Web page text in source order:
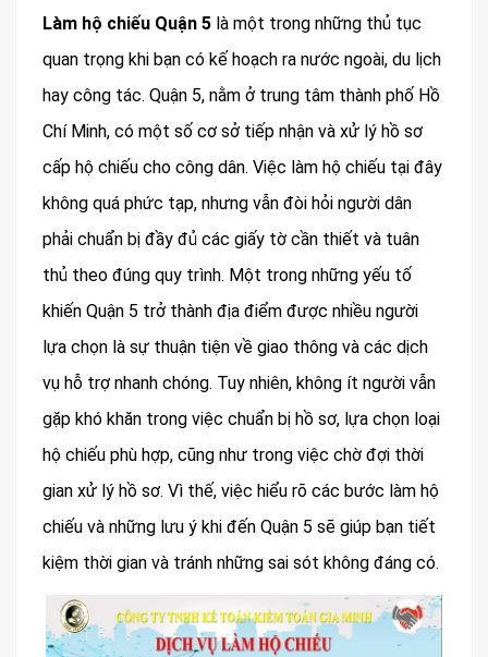
Làm hộ chiếu Quận 5 là một trong những thủ tục
quan trọng khi bạn có kế hoạch ra nước ngoài, du lịch
hay công tác. Quận 5, nằm ở trung tâm thành phố Hồ
Chí Minh, có một số cơ sở tiếp nhận và xử lý hồ sơ
cấp hộ chiếu cho công dân. Việc làm hộ chiếu tại đây
không quá phức tạp, nhưng vẫn đòi hỏi người dân
phải chuẩn bị đầy đủ các giấy tờ cần thiết và tuân
thủ theo đúng quy trình. Một trong những yếu tố
khiến Quận 5 trở thành địa điểm được nhiều người
lựa chọn là sự thuận tiện về giao thông và các dịch
vụ hỗ trợ nhanh chóng. Tuy nhiên, không ít người vẫn
gặp khó khăn trong việc chuẩn bị hồ sơ, lựa chọn loại
hộ chiếu phù hợp, cũng như trong việc chờ đợi thời
gian xử lý hồ sơ. Vì thế, việc hiểu rõ các bước làm hộ
chiếu và những lưu ý khi đến Quận 5 sẽ giúp bạn tiết
kiệm thời gian và tránh những sai sót không đáng có.